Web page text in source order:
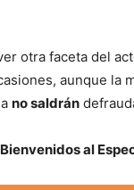
otra faceta del
aunque la
no saldrán
al